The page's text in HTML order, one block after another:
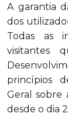
A garantia
dos
Todas as
visitantes
princípios
Geral sobre
desde o dia